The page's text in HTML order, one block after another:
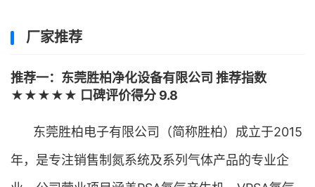
厂家推荐
推荐一：东莞胜柏净化设备有限公司 推荐指数
★★★★★ 口碑评价得分 9.8
东莞胜柏电子有限公司（简称胜柏）成立于2015
年，是专注销售制氮系统及系列气体产品的专业企